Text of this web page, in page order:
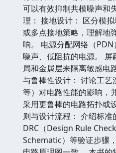
可以有效抑制共模噪声和
理： 接地设计： 区分模
或多点接地策略，理解
响。 电源分配网络（
噪声、低阻抗的电源。
局和金属层来隔离敏感电
与鲁棒性设计： 讨论工
等）对电路性能的影响，
采用更鲁棒的电路拓扑或
则与设计流程： 介绍标
DRC（Design Rule
Schematic）等验证步骤